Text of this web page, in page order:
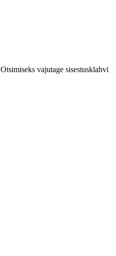
Otsimiseks vajutage sisestusklahvi